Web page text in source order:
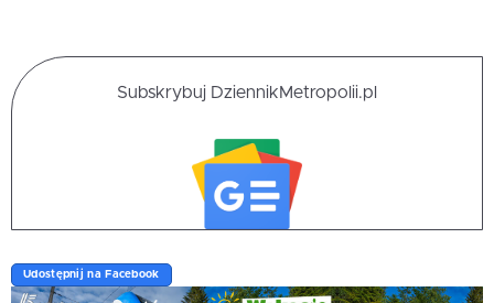
Subskrybuj DziennikMetropolii.pl
Udostępnij na Facebook